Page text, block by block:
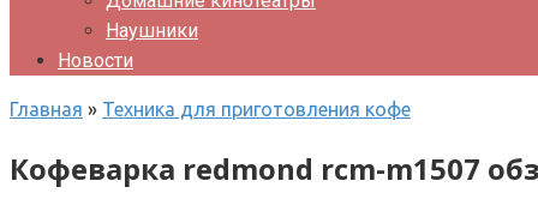
Наушники
Новости
Главная » Техника для приготовления кофе
Кофеварка redmond rcm-m1507